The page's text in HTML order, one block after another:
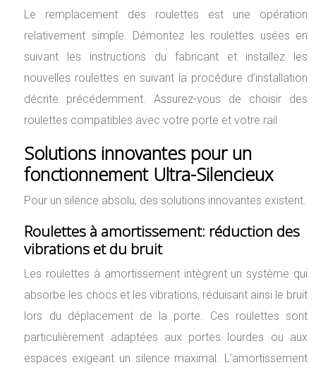
Le remplacement des roulettes est une opération
relativement simple. Démontez les roulettes usées en
suivant les instructions du fabricant et installez les
nouvelles roulettes en suivant la procédure d’installation
décrite précédemment. Assurez-vous de choisir des
roulettes compatibles avec votre porte et votre rail.
Solutions innovantes pour un
fonctionnement Ultra-Silencieux
Pour un silence absolu, des solutions innovantes existent.
Roulettes à amortissement: réduction des
vibrations et du bruit
Les roulettes à amortissement intègrent un système qui
absorbe les chocs et les vibrations, réduisant ainsi le bruit
lors du déplacement de la porte. Ces roulettes sont
particulièrement adaptées aux portes lourdes ou aux
espaces exigeant un silence maximal. L’amortissement